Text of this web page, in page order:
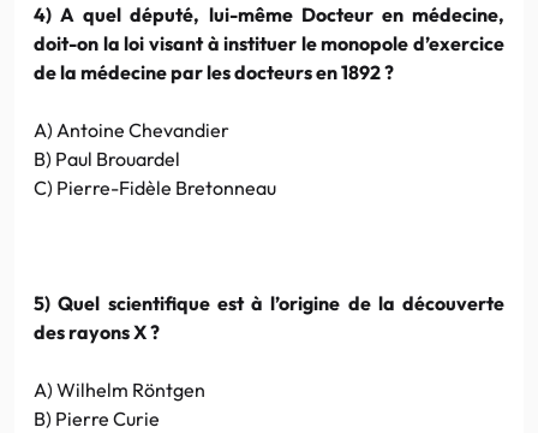
4) A quel député, lui-même Docteur en médecine,
doit-on laloi visant à instituer le monopole d’exercice
de la médecine par les docteurs en 1892 ?
A) Antoine Chevandier
B) Paul Brouardel
C) Pierre-Fidèle Bretonneau
5) Quel scientifique est à l’origine de la découverte
des rayons X ?
A) Wilhelm Röntgen
B) Pierre Curie